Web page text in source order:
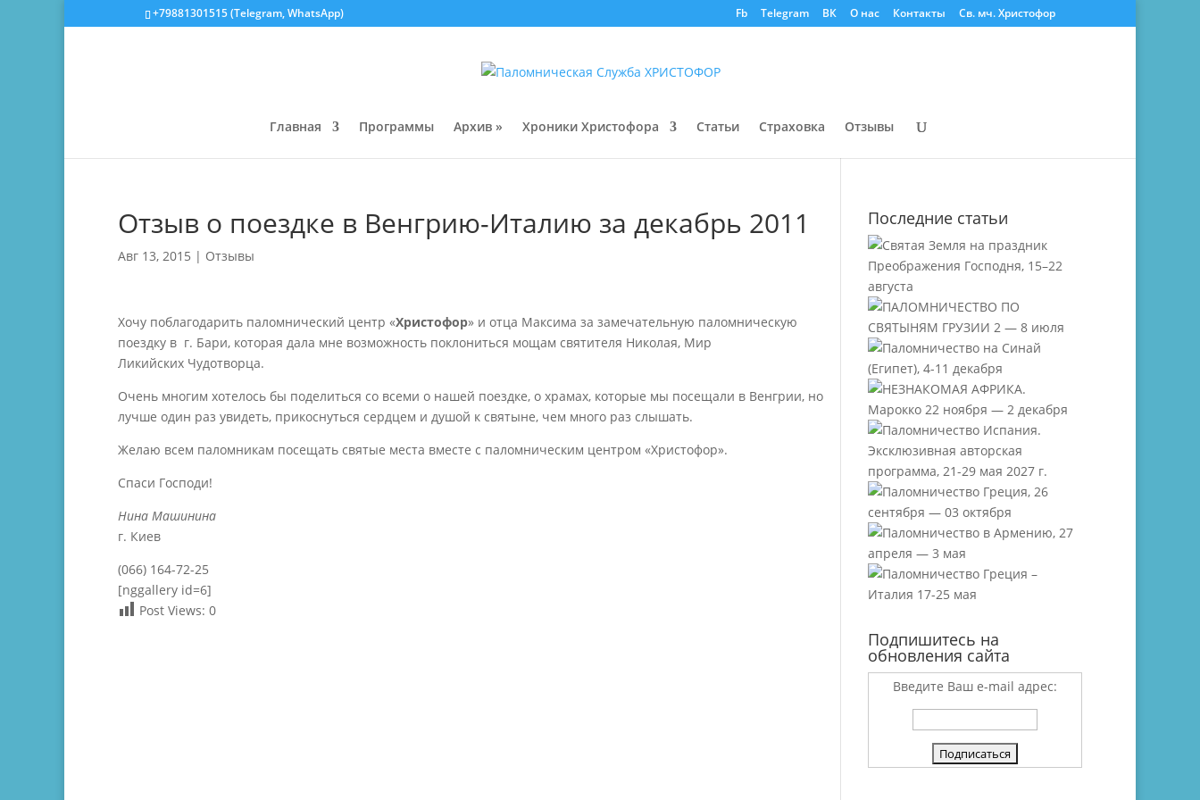
‎+79881301515 (Telegram, WhatsApp) Fb Telegram ВК О нас Контакты Св. мч. Христофор
Главная Программы Архив » Хроники Христофора Статьи Страховка Отзывы
Отзыв о поездке в Венгрию-Италию за декабрь 2011
Авг 13, 2015 | Отзывы
Хочу поблагодарить паломнический центр «Христофор» и отца Максима за замечательную паломническую
поездку в г. Бари, которая дала мне возможность поклониться мощам святителя Николая, Мир
Ликийских Чудотворца.
Очень многим хотелось бы поделиться со всеми о нашей поездке, о храмах, которые мы посещали в Венгрии, но
лучше один раз увидеть, прикоснуться сердцем и душой к святыне, чем много раз слышать.
Желаю всем паломникам посещать святые места вместе с паломническим центром «Христофор».
Спаси Господи!
Нина Машинина
г. Киев
(066) 164-72-25
[nggallery id=6]
Post Views: 0
Последние статьи
Подпишитесь на
обновления сайта
Введите Ваш e-mail адрес: